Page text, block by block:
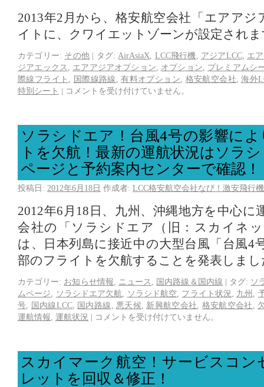
2013年2月から、格安航空会社「エアア
イトに、クワイエットゾーンが設定され
カテゴリー: その他 | タグ: AirAsiaX LCC飛行機 アジアLCC, エ
ジアエックス
エアアジアオプション オプション
プレミアムシ
際線フライト
国際線路線 ,有料オプション 格安航空会社 ,海外
特別シート | コメントを受け付けていません。
ソラシドエア！台風4号の影響に
トを欠航！最新の運航状況はソラ
ページと予約案内センターで確認！
投稿日: 2012年6月18日 作成者: LCC格安航空会社なび！激安飛行
2012年6月18日、九州、沖縄地方を中心に
会社の「ソラシドエア（旧：スカイネ
は、日本列島に接近中の大型台風「台風4
部のフライトを欠航することを発表しま
カテゴリー: お知らせ情報 ニュース 国内路線＆国内線 | タグ: ソ
ムページ
ソラシドエア欠航 ソラシド航空 フライト状況 九州
号
国内線LCC, 国内路線 悪天候 新興航空会社 格安航空会社
運航情報 運航状況 | コメントを受け付けていません。
スカイマーク航空！サービスコン
レットを回収＆修正！